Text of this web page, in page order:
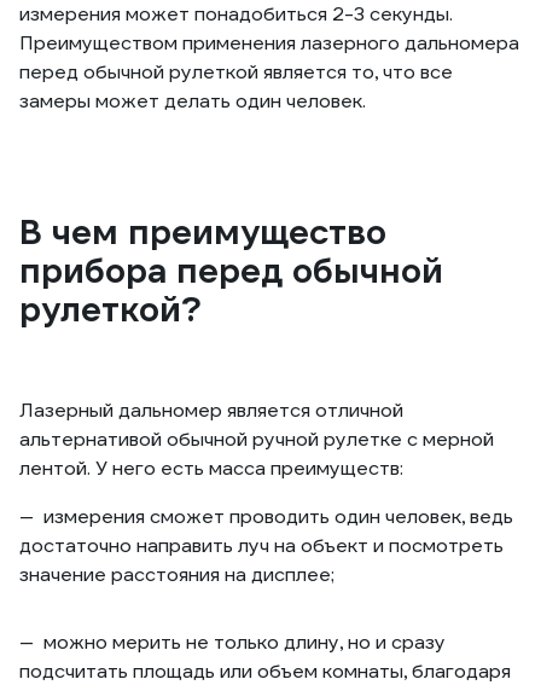
измерения может понадобиться 2-3 секунды.
Преимуществом применения лазерного дальномера
перед обычной рулеткой является то, что все
замеры может делать один человек.
В чем преимущество
прибора перед обычной
рулеткой?
Лазерный дальномер является отличной
альтернативой обычной ручной рулетке с мерной
лентой. У него есть масса преимуществ:
измерения сможет проводить один человек, ведь
достаточно направить луч на объект и посмотреть
значение расстояния на дисплее;
можно мерить не только длину, но и сразу
подсчитать площадь или объем комнаты, благодаря